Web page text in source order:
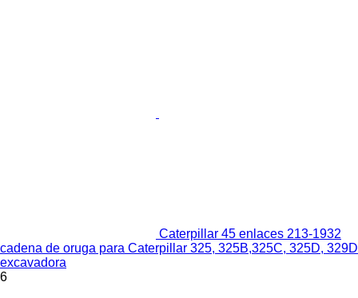
Caterpillar 45 enlaces 213-1932
cadena de oruga para Caterpillar 325, 325B,325C, 325D, 329D
excavadora
6